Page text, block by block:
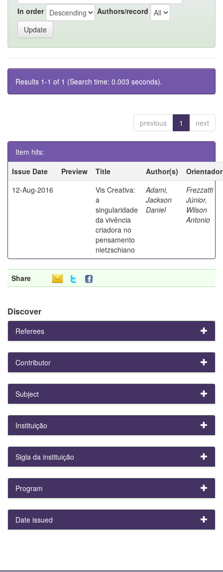
In order Authors/record
Results 1-1 of 1 (Search time: 0.003 seconds).
previous 1 next
Item hits:
Issue Date
Preview Title Author(s)
Orientador
12-Aug-2016
Vis Creativa:
a
singularidade
da vivência
criadora no
pensamento
nietzschiano
Adami,
Jackson
Daniel
Frezzatti
Júnior,
Wilson
Antonio
Share
Discover
Referees
Contributor
Subject
Instituição
Sigla da instituição
Program
Date issued